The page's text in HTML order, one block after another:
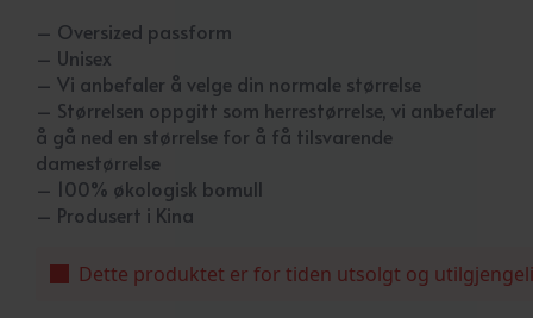
– Oversized passform
– Unisex
– Vi anbefaler å velge din normale størrelse
– Størrelsen oppgitt som herrestørrelse, vi anbefaler
å gå ned en størrelse for å få tilsvarende
damestørrelse
– 100% økologisk bomull
– Produsert i Kina
Dette produktet er for tiden utsolgt og